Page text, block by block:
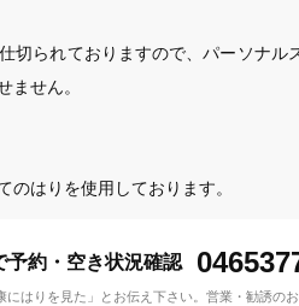
切られておりますので、パーソナ
ません。
はりを使用しております。
予約・空き状況確認
にはりを見た」とお伝え下さい。 営業・勧誘の